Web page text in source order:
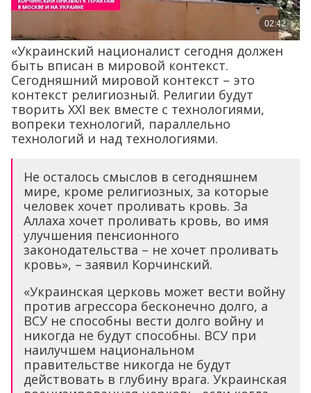
«Украинский националист сегодня должен
быть вписан в мировой контекст.
Сегодняшний мировой контекст – это
контекст религиозный. Религии будут
творить XXI век вместе с технологиями,
вопреки технологий, параллельно
технологий и над технологиями.
Не осталось смыслов в сегодняшнем
мире, кроме религиозных, за которые
человек хочет проливать кровь. За
Аллаха хочет проливать кровь, во имя
улучшения пенсионного
законодательства – не хочет проливать
кровь», – заявил Корчинский.
«Украинская церковь может вести войну
против агрессора бесконечно долго, а
ВСУ не способны вести долго войну и
никогда не будут способны. ВСУ при
наилучшем национальном
правительстве никогда не будут
действовать в глубину врага. Украинская